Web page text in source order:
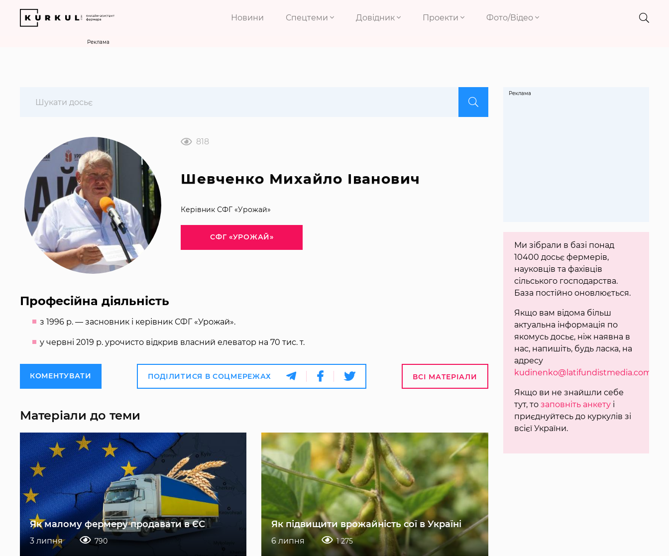
Новини Спецтеми Довідник Проекти Фото/Відео
Реклама
818
Шевченко Михайло Іванович
Керівник СФГ «Урожай»
СФГ «УРОЖАЙ»
Професійна діяльність
з 1996 р. — засновник і керівник СФГ «Урожай».
у червні 2019 р. урочисто відкрив власний елеватор на 70 тис. т.
КОМЕНТУВАТИ ПОДІЛИТИСЯ В СОЦМЕРЕЖАХ ВСІ МАТЕРІАЛИ
Матеріали до теми
Як малому фермеру продавати в ЄС
3 липня 790
Як підвищити врожайність сої в Україні
6 липня 1 275
Ми зібрали в базі понад
10400 досьє фермерів,
науковців та фахівців
сільського господарства.
База постійно оновлюється.
Якщо вам відома більш
актуальна інформація по
якомусь досьє, ніж наявна в
нас, напишіть, будь ласка, на
адресу
kudinenko@latifundistmedia.com
Якщо ви не знайшли себе
тут, то заповніть анкетуі
приєднуйтесь до куркулів зі
всієї України.
Реклама